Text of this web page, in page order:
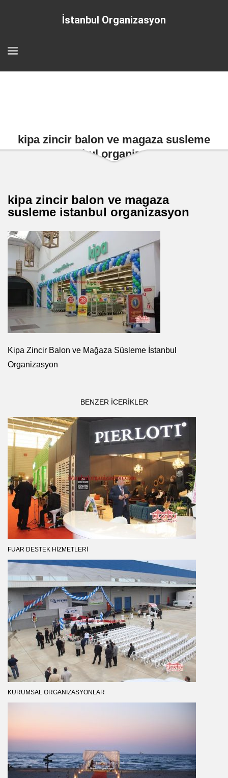
İstanbul Organizasyon
kipa zincir balon ve magaza susleme
istanbul organizasyon
kipa zincir balon ve magaza
susleme istanbul organizasyon
Kipa Zincir Balon ve Mağaza Süsleme İstanbul
Organizasyon
BENZER ICERIKLER
FUAR DESTEK HIZMETLERI
KURUMSAL ORGANIZASYONLAR